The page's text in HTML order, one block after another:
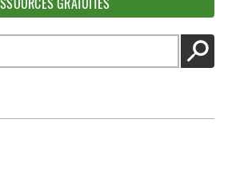
GRATUITES